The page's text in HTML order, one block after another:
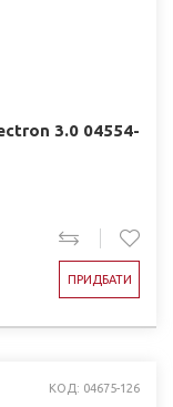
3.0 04554-
ПРИДБАТИ
КОД: 04675-126